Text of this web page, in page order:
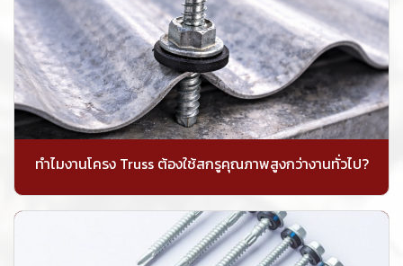
ทำไมงานโครง Truss ต้องใช้สกรูคุณภาพสูงกว่างานทั่วไป?